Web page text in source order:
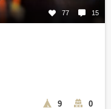
77 15
9 0